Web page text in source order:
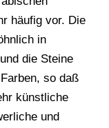
häufig vor. Die
in
die Steine
so daß
künstliche
und